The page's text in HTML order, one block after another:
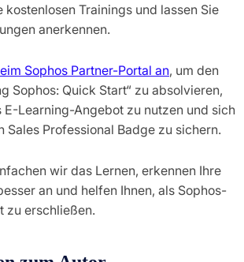
kostenlosen Trainings und lassen Sie
anerkennen.
Sophos Partner-Portal an, um den
Sophos: Quick Start“ zu absolvieren,
E-Learning-Angebot zu nutzen und sich
Sales Professional Badge zu sichern.
wir das Lernen, erkennen Ihre
an und helfen Ihnen, als Sophos-
zu erschließen.